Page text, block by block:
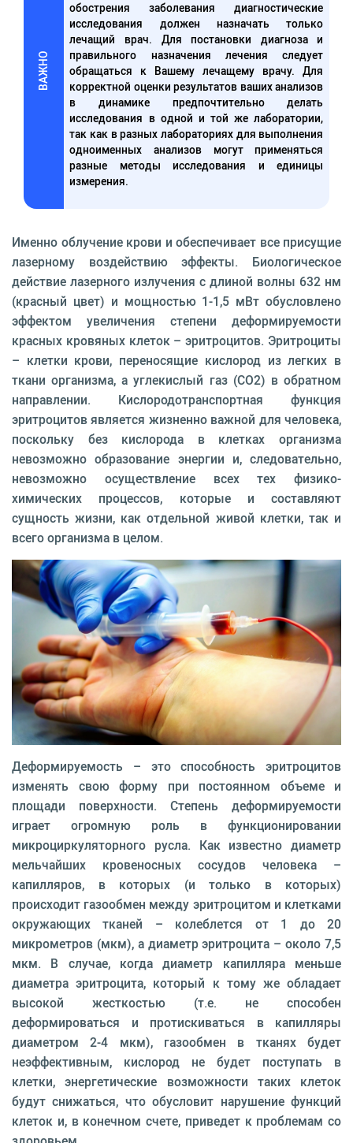
ВАЖНО
обострения заболевания диагностические
исследования должен назначать только
лечащий врач. Для постановки диагноза и
правильного назначения лечения следует
обращаться к Вашему лечащему врачу. Для
корректной оценки результатов ваших анализов
в динамике предпочтительно делать
исследования в одной и той же лаборатории,
так как в разных лабораториях для выполнения
одноименных анализов могут применяться
разные методы исследования и единицы
измерения.
Именно облучение крови и обеспечивает все присущие
лазерному воздействию эффекты. Биологическое
действие лазерного излучения с длиной волны 632 нм
(красный цвет) и мощностью 1-1,5 мВт обусловлено
эффектом увеличения степени деформируемости
красных кровяных клеток – эритроцитов. Эритроциты
– клетки крови, переносящие кислород из легких в
ткани организма, а углекислый газ (СО2) в обратном
направлении. Кислородотранспортная функция
эритроцитов является жизненно важной для человека,
поскольку без кислорода в клетках организма
невозможно образование энергии и, следовательно,
невозможно осуществление всех тех физико-
химических процессов, которые и составляют
сущность жизни, как отдельной живой клетки, так и
всего организма в целом.
Деформируемость – это способность эритроцитов
изменять свою форму при постоянном объеме и
площади поверхности. Степень деформируемости
играет огромную роль в функционировании
микроциркуляторного русла. Как известно диаметр
мельчайших кровеносных сосудов человека –
капилляров, в которых (и только в которых)
происходит газообмен между эритроцитом и клетками
окружающих тканей – колеблется от 1 до 20
микрометров (мкм), а диаметр эритроцита – около 7,5
мкм. В случае, когда диаметр капилляра меньше
диаметра эритроцита, который к тому же обладает
высокой жесткостью (т.е. не способен
деформироваться и протискиваться в капилляры
диаметром 2-4 мкм), газообмен в тканях будет
неэффективным, кислород не будет поступать в
клетки, энергетические возможности таких клеток
будут снижаться, что обусловит нарушение функций
клеток и, в конечном счете, приведет к проблемам со